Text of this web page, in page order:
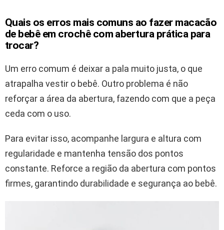
Quais os erros mais comuns ao fazer macacão
de bebê em crochê com abertura prática para
trocar?
Um erro comum é deixar a pala muito justa, o que
atrapalha vestir o bebê. Outro problema é não
reforçar a área da abertura, fazendo com que a peça
ceda com o uso.
Para evitar isso, acompanhe largura e altura com
regularidade e mantenha tensão dos pontos
constante. Reforce a região da abertura com pontos
firmes, garantindo durabilidade e segurança ao bebê.